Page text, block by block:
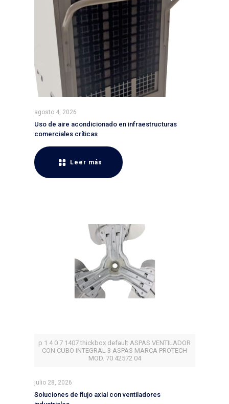
agosto 4, 2026
Uso de aire acondicionado en infraestructuras
comerciales críticas
Leer más
p 1 4 0 7 1407 thickbox default ASPAS VENTILADOR
CON CUBO INTEGRAL 3 ASPAS MARCA PROTECH
MOD. 70 42572 04
julio 28, 2026
Soluciones de flujo axial con ventiladores